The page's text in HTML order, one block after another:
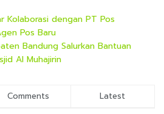
Kolaborasi dengan PT Pos
Pos Baru
Bandung Salurkan Bantuan
Al Muhajirin
Comments Latest